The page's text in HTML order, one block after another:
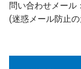
問い合わせメー
(迷惑メール防止